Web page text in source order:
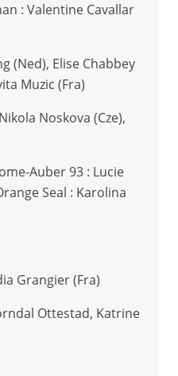
: Valentine Cavallar
(Ned), Elise Chabbey
Muzic (Fra)
Noskova (Cze),
Auber 93 : Lucie
Seal : Karolina
Grangier (Fra)
Ottestad, Katrine